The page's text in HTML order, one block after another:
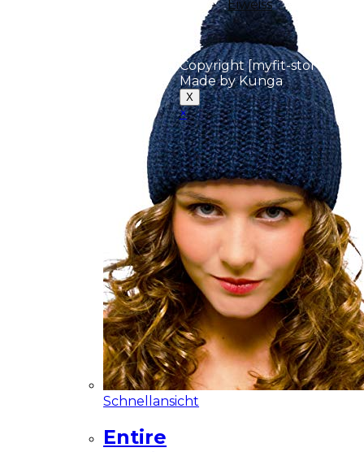
Schnellansicht
Entire
Eiweiss
Copyright [myfit-store] -
Made by Kunga
X
×
Close
this
module
Demo Website!
Diese Seite ist eine
Demo Affiliate Website!